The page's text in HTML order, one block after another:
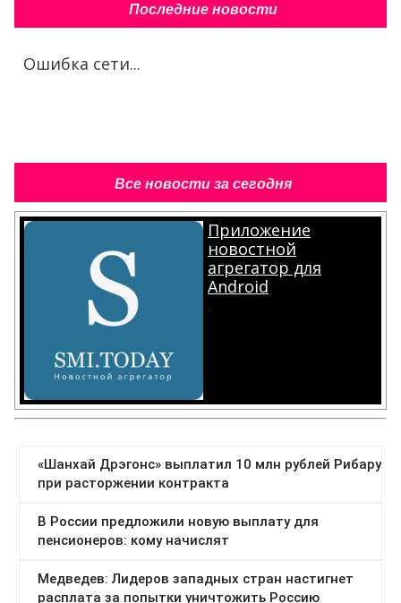
Последние новости
Ошибка сети...
Все новости за сегодня
Приложение
новостной
агрегатор для
Android
.